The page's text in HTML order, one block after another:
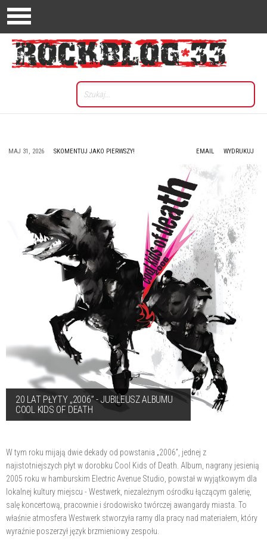
MAJ 31, 2026 WYDRUKUJ
EMAIL
SKOMENTUJ JAKO PIERWSZY!
20 LAT PŁYTY „2006” - JUBILEUSZ ALBUMU
COOL KIDS OF DEATH
W tym roku mijają dwie dekady od powstania „2006”, jednej z
najistotniejszych płyt w dorobku Cool Kids of Death. Album, nagrany jesienią
2005 roku w hamburskim Electric Avenue Studio, powstał w wyjątkowym dla
lokalnej kultury miejscu - Westwerk, niezależnym ośrodku łączącym galerię,
salę koncertową, pracownie i środowisko twórczej awangardy miasta. To
właśnie atmosfera Westwerk stworzyła ramy dla pracy nad materiałem, który
wyraźnie poszerzył język brzmieniowy zespołu.